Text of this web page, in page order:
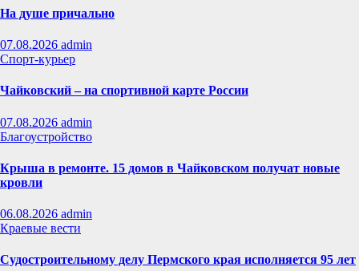
На душе причально
07.08.2026 admin
Спорт-курьер
Чайковский – на спортивной карте России
07.08.2026 admin
Благоустройство
Крыша в ремонте. 15 домов в Чайковском получат новые
кровли
06.08.2026 admin
Краевые вести
Судостроительному делу Пермского края исполняется 95 лет